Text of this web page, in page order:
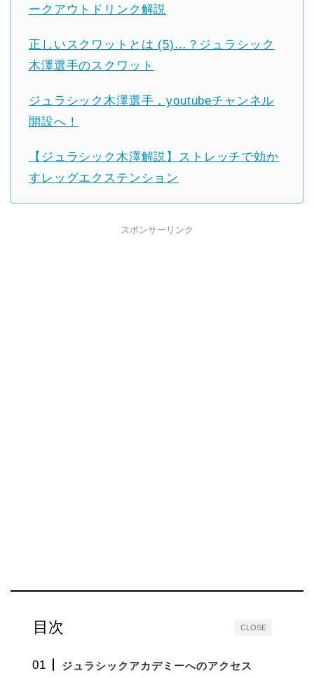
ークアウトドリンク解説
正しいスクワットとは (5)…？ジュラシック
木澤選手のスクワット
ジュラシック木澤選手，youtubeチャンネル
開設へ！
【ジュラシック木澤解説】ストレッチで効か
すレッグエクステンション
スポンサーリンク
CLOSE
目次
ジュラシックアカデミーへのアクセス